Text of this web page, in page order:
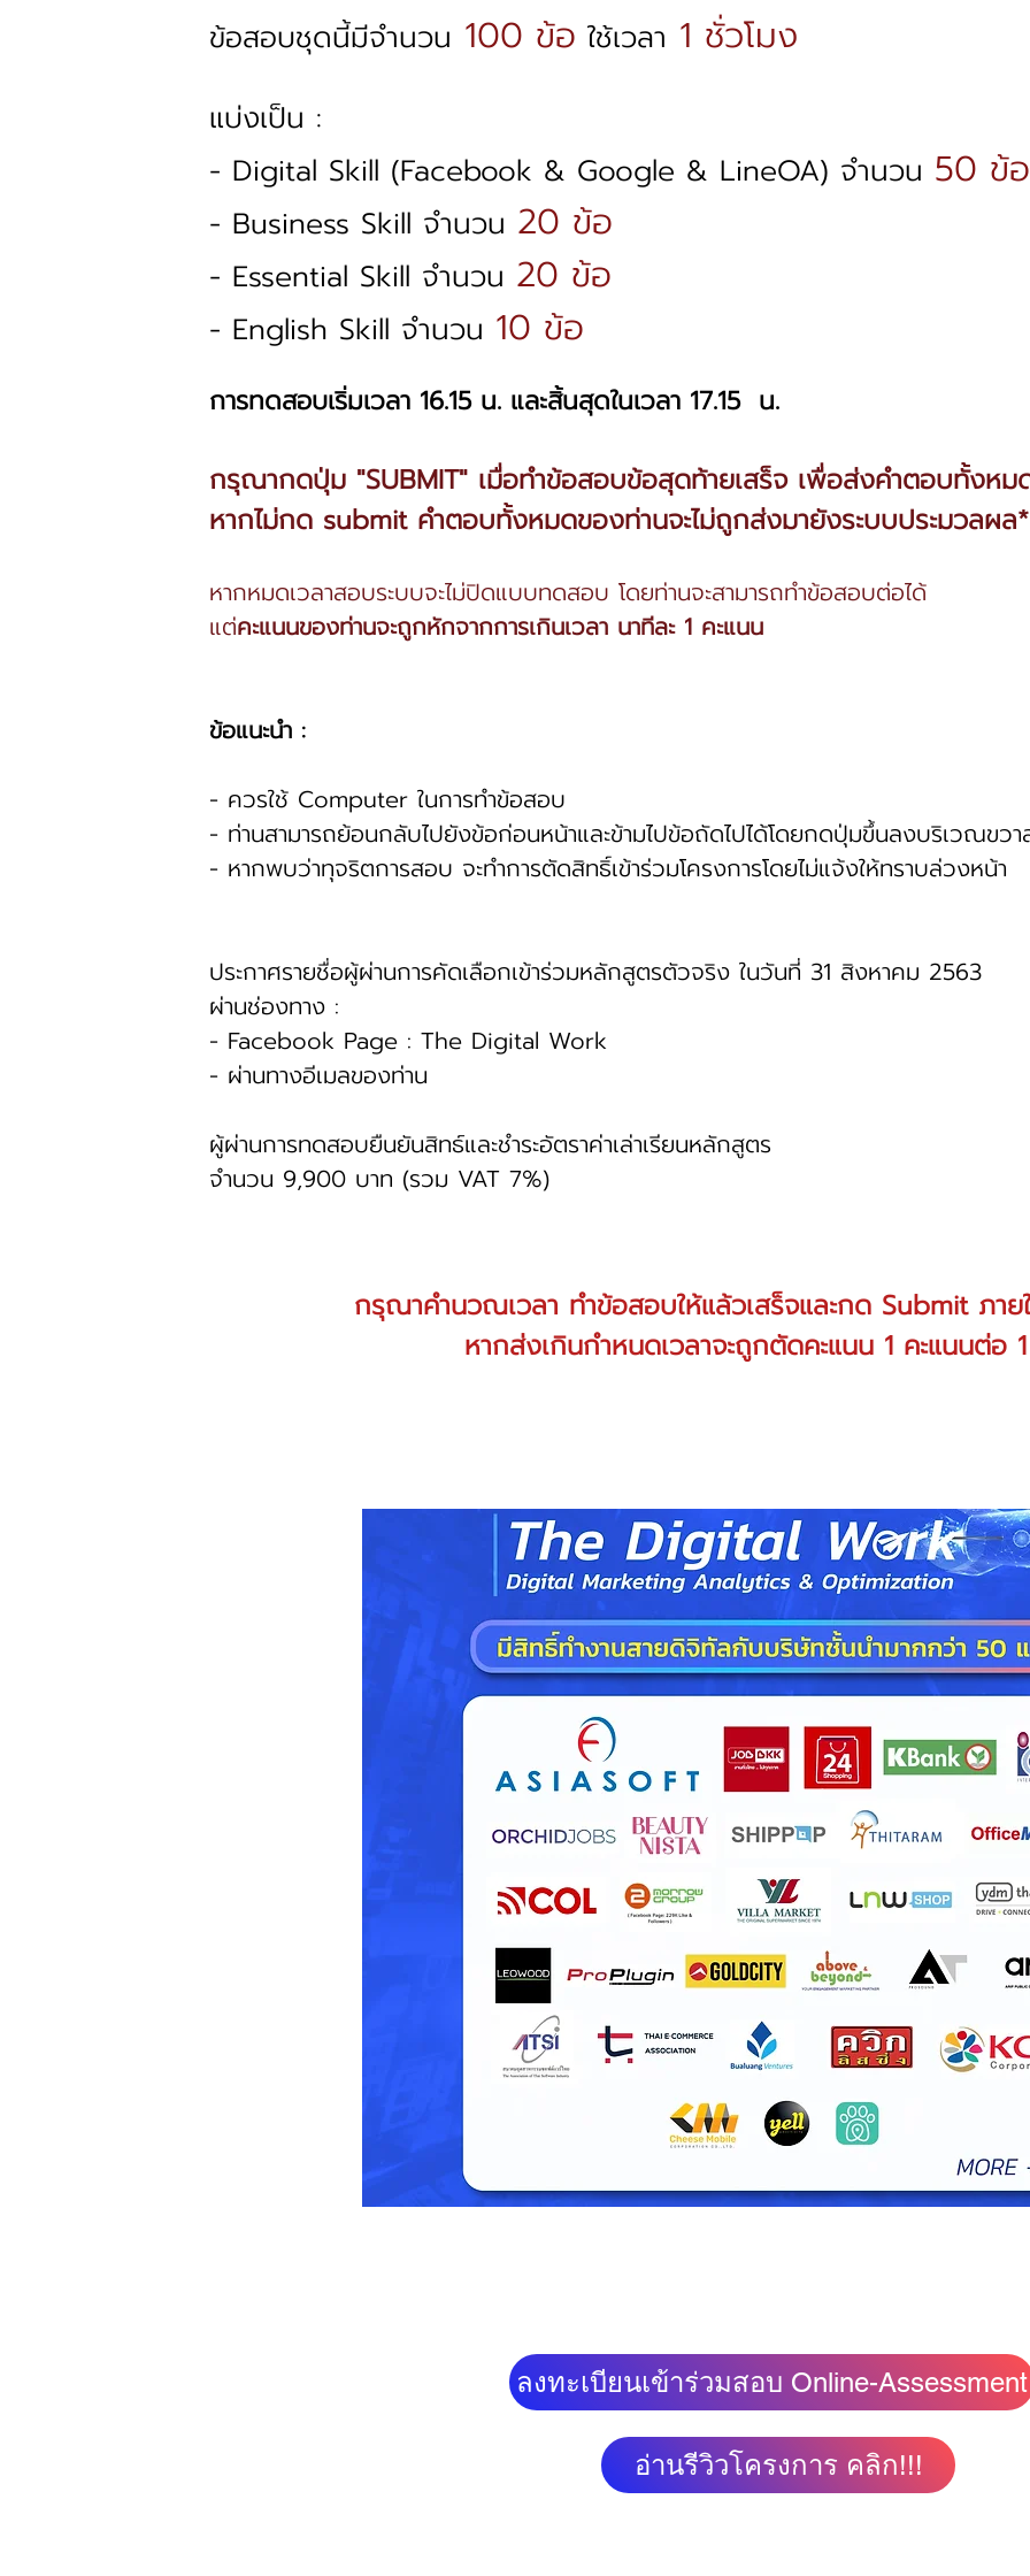
ข้อสอบชุดนี้มีจำนวน 100 ข้อ ใช้เวลา 1 ชั่วโมง
แบ่งเป็น :
- Digital Skill (Facebook & Google & LineOA) จำนวน 50 ข้อ
- Business Skill จำนวน 20 ข้อ
- Essential Skill จำนวน 20 ข้อ
- English Skill จำนวน 10 ข้อ
การทดสอบเริ่มเวลา 16.15 น. และสิ้นสุดในเวลา 17.15 น.
กรุณากดปุ่ม "SUBMIT" เมื่อทำข้อสอบข้อสุดท้ายเสร็จ เพื่อส่งคำตอบทั้งหม
หากไม่กด submit คำตอบทั้งหมดของท่านจะไม่ถูกส่งมายังระบบประมวลผล
หากหมดเวลาสอบระบบจะไม่ปิดแบบทดสอบ โดยท่านจะสามารถทำข้อสอบต่อได้
แต่คะแนนของท่านจะถูกหักจากการเกินเวลา นาทีละ 1 คะแนน
ข้อแนะนำ :
- ควรใช้ Computer ในการทำข้อสอบ
- ท่านสามารถย้อนกลับไปยังข้อก่อนหน้าและข้ามไปข้อถัดไปได้โดยกดปุ่มขึ้นลงบริเวณขว
- หากพบว่าทุจริตการสอบ จะทำการตัดสิทธิ์เข้าร่วมโครงการโดยไม่แจ้งให้ทราบล่วงหน้า
ประกาศรายชื่อผู้ผ่านการคัดเลือกเข้าร่วมหลักสูตรตัวจริง ในวันที่ 31 สิงหาคม 2563
ผ่านช่องทาง :
- Facebook Page : The Digital Work
- ผ่านทางอีเมลของท่าน
ผู้ผ่านการทดสอบยืนยันสิทธ์และชำระอัตราค่าเล่าเรียนหลักสูตร
จำนวน 9,900 บาท (รวม VAT 7%)
กรุณาคำนวณเวลา ทำข้อสอบให้แล้วเสร็จและกด Submit ภาย
หากส่งเกินกำหนดเวลาจะถูกตัดคะแนน 1 คะแนนต่อ
ลงทะเบียนเข้าร่วมสอบ Online-Assessment
อ่านรีวิวโครงการ คลิก!!!